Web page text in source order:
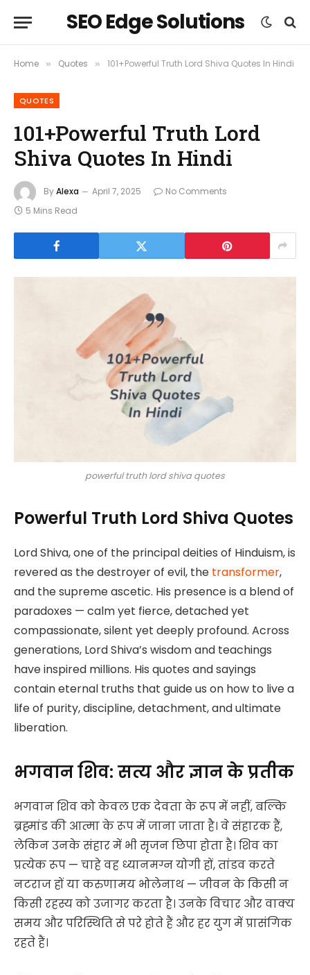
SEO Edge Solutions
Home » Quotes » 101+Powerful Truth Lord Shiva Quotes In Hindi
QUOTES
101+Powerful Truth Lord
Shiva Quotes In Hindi
ByAlexa April 7, 2025
No Comments
5 Mins Read
powerful truth lord shiva quotes
Powerful Truth Lord Shiva Quotes
Lord Shiva, one of the principal deities of Hinduism, is
revered as the destroyer of evil, the transformer,
and the supreme ascetic. His presence is a blend of
paradoxes — calm yet fierce, detached yet
compassionate, silent yet deeply profound. Across
generations, Lord Shiva’s wisdom and teachings
have inspired millions. His quotes and sayings
contain eternal truths that guide us on how to live a
life of purity, discipline, detachment, and ultimate
liberation.
भगवान शिव: सत्य और ज्ञान के प्रतीक
भगवान शिव को केवल एक देवता के रूप में नहीं, बल्कि
ब्रह्मांड की आत्मा के रूप में जाना जाता है। वे संहारक हैं,
लेकिन उनके संहार में भी सृजन छिपा होता है। शिव का
प्रत्येक रूप — चाहे वह ध्यानमग्न योगी हों, तांडव करते
नटराज हों या करुणामय भोलेनाथ — जीवन के किसी न
किसी रहस्य को उजागर करता है। उनके विचार और वाक्य
समय और परिस्थिति से परे होते हैं और हर युग में प्रासंगिक
रहते हैं।